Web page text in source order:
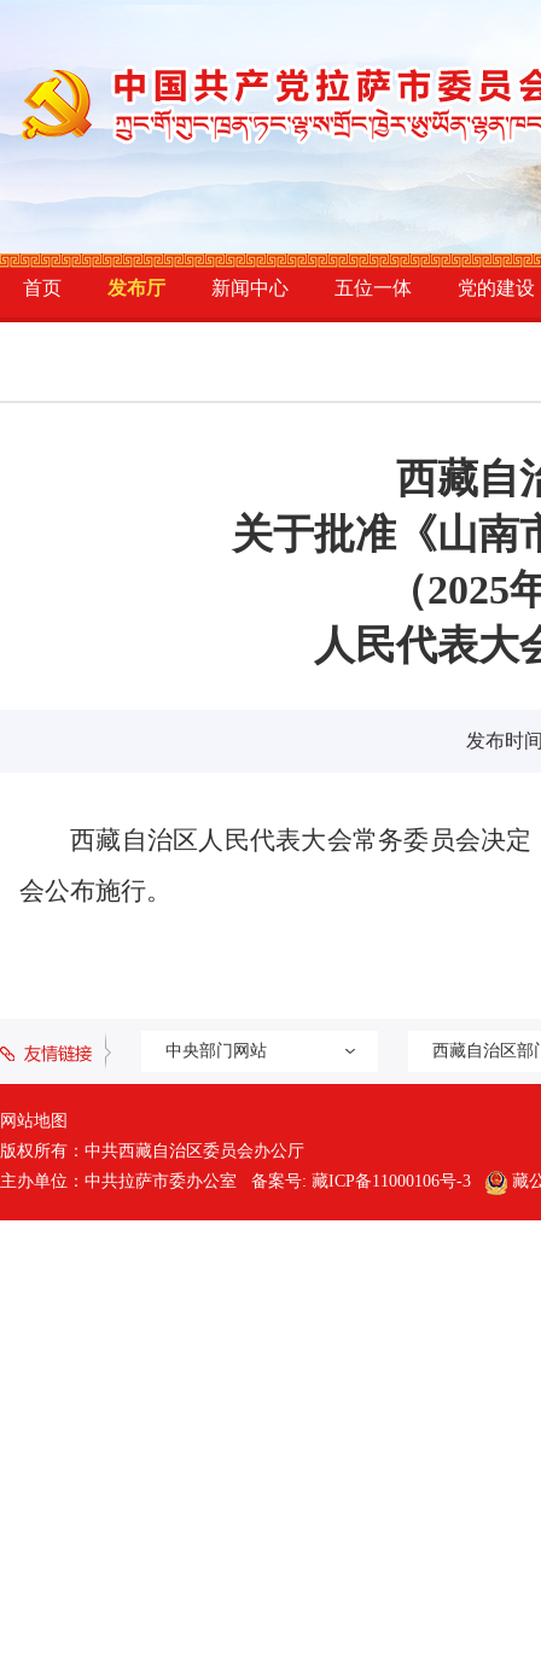
首页 发布厅 新闻中心 五位一体 党的建设
西藏自
关于批准《山南
（
人民代表大
发布时
西藏自治区人民代表大会常务委员会决
会公布施行。
中央部门网站 西藏自治区部
网站地图
版权所有：中共西藏自治区委员会办公厅
主办单位：中共拉萨市委办公室 备案号: 藏ICP备11000106号-3 藏